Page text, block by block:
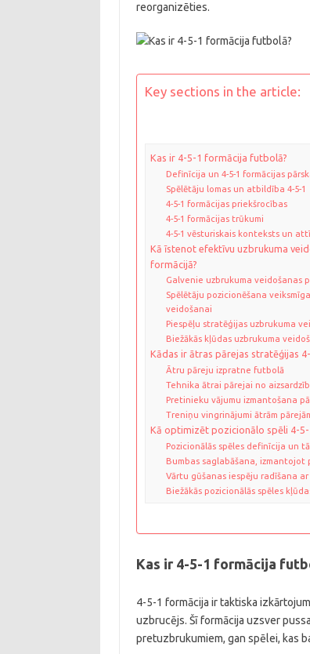
reorganizēties.
Key sections in the article:
Kas ir 4-5-1 formācija futbolā?
Definīcija un 4-5-1 formācijas
Spēlētāju lomas un atbildība 4-5-1
4-5-1 formācijas priekšrocības
4-5-1 formācijas trūkumi
4-5-1 vēsturiskais konteksts un
Kā īstenot efektīvu uzbrukuma
formācijā?
Galvenie uzbrukuma veidošanas
Spēlētāju pozicionēšana
veidošanai
Piespēļu stratēģijas uzbrukuma
Biežākās kļūdas uzbrukuma
Kādas ir ātras pārejas stratēģijas
Ātru pāreju izpratne futbolā
Tehnika ātrai pārejai no
Pretinieku vājumu izmantošana
Treniņu vingrinājumi ātrām
Kā optimizēt pozicionālo spēli 4-5-
Pozicionālās spēles definīcija un
Bumbas saglabāšana, izmantojot
Vārtu gūšanas iespēju radīšana
Biežākās pozicionālās spēles
Kas ir 4-5-1 formācija
4-5-1 formācija ir taktiska
uzbrucējs. Šī formācija uzsver
pretuzbrukumiem, gan spēlei, kas